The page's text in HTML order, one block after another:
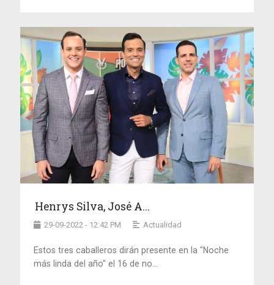
Henrys Silva, José A...
29-09-2022 - 12:42 PM Actualidad
Estos tres caballeros dirán presente en la "Noche
más linda del año" el 16 de no...